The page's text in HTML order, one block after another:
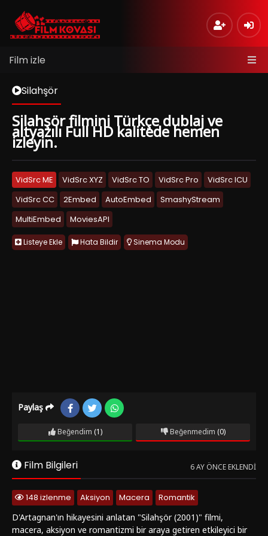
Film izle
Silahşör
Silahşör filmini Türkçe dublaj ve
altyazılı Full HD kalitede hemen
izleyin.
VidSrc ME VidSrc XYZ VidSrc TO VidSrc Pro
VidSrc ICU
VidSrc CC
2Embed AutoEmbed
SmashyStream
MultiEmbed
MoviesAPI
Listeye Ekle Hata Bildir Sinema Modu
Paylaş
Beğendim (1) Beğenmedim (0)
Film Bilgileri 6 AY ÖNCE EKLENDI
148 izlenme Aksiyon Macera
Romantik
D'Artagnan'ın hikayesini anlatan "Silahşör (2001)" filmi,
macera, aksiyon ve romantizmi bir araya getiren etkileyici bir